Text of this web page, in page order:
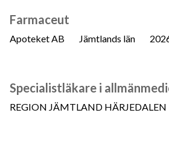
Farmaceut
Apoteket AB Jämtlands län
Specialistläkare i
REGION JÄMTLAND HÄRJEDALEN